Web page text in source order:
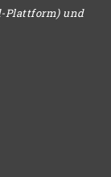
Plattform) und